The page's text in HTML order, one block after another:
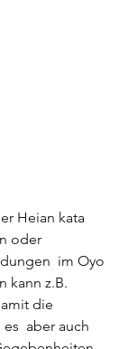
Heian kata
oder
im Oyo
kann z.B.
die
aber auch